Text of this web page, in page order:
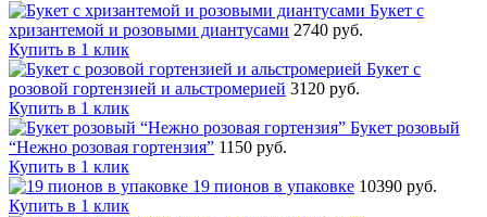
Букет с
хризантемой и розовыми диантусами 2740 руб.
Купить в 1 клик
Букет с
розовой гортензией и альстромерией 3120 руб.
Купить в 1 клик
Букет розовый
“Нежно розовая гортензия” 1150 руб.
Купить в 1 клик
19 пионов в упаковке 10390 руб.
Купить в 1 клик